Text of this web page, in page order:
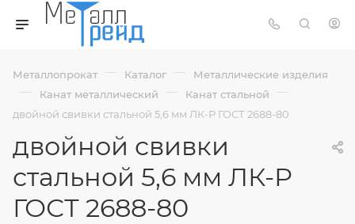
Металлопрокат — Каталог — Металлические изделия
— Канат металлический — Канат стальной —
двойной свивки стальной 5,6 мм ЛК-Р ГОСТ 2688-80
двойной свивки
стальной 5,6 мм ЛК-Р
ГОСТ 2688-80